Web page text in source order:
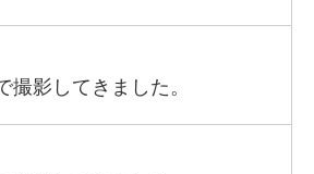
撮影してきました。